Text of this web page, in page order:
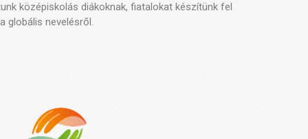
középiskolás diákoknak, fiatalokat készítünk fel
globális nevelésről.